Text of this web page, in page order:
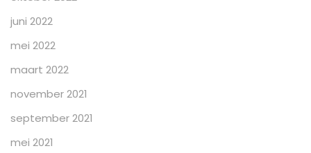
juni 2022
mei 2022
maart 2022
november 2021
september 2021
mei 2021